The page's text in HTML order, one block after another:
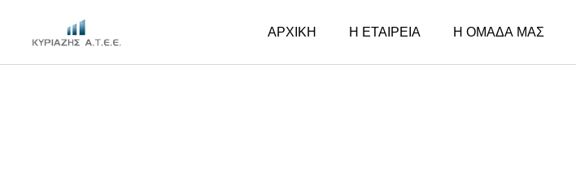
ΑΡΧΙΚΗ Η ΕΤΑΙΡΕΙΑ Η ΟΜΑΔΑ ΜΑΣ